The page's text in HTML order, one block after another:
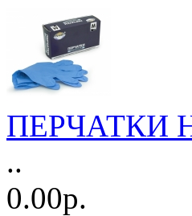
ПЕРЧАТКИ
..
0.00р.